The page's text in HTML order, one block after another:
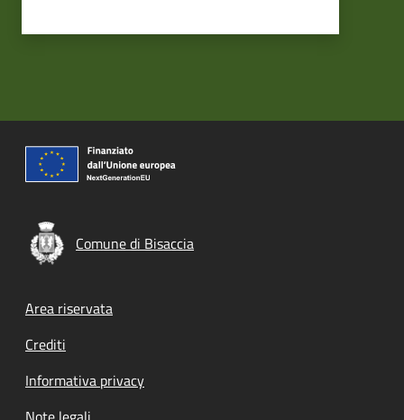
Comune di Bisaccia
Footer menu
Area riservata
Crediti
Informativa privacy